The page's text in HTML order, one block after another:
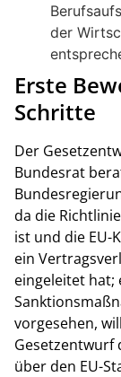
der
Erste
Schritte
Der
Bundesrat
da die
ist und die EU-
ein
eingeleitet hat;
vorgesehen,
Gesetzentwurf
über den EU-